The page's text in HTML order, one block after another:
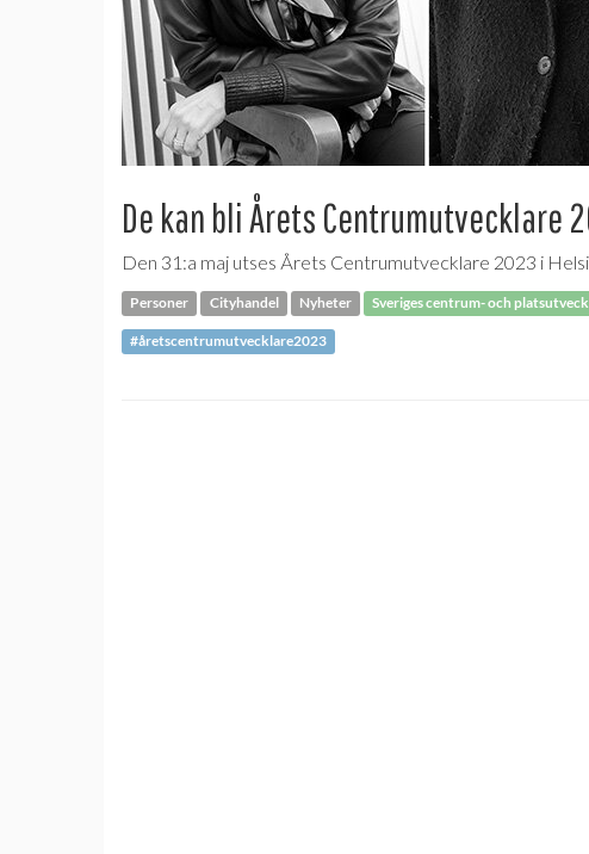
De kan bli Årets Centrumutvecklare
Den 31:a maj utses Årets Centrumutvecklare 2023 i
Personer Cityhandel Nyheter Sveriges centrum- och
#åretscentrumutvecklare2023